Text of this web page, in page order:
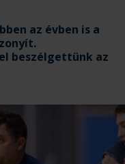
az évben is a
beszélgettünk az